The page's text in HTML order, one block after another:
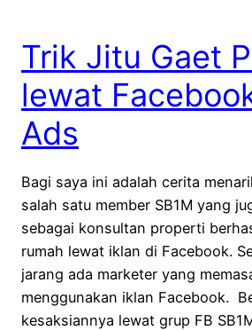
Trik Jitu Gaet
lewat
Ads
Bagi saya ini adalah cerita
salah satu member SB1M yang
sebagai konsultan properti
rumah lewat iklan di Facebook.
jarang ada marketer yang
menggunakan iklan Facebook.
kesaksiannya lewat grup FB